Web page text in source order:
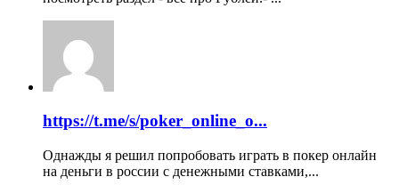
https://t.me/s/poker_online_o...
Однажды я решил попробовать играть в покер онлайн
на деньги в россии с денежными ставками,...